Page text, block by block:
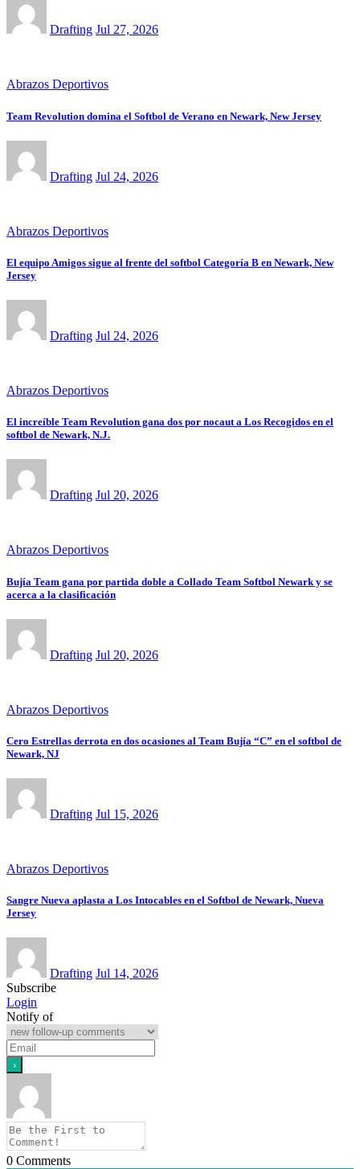
Drafting Jul 27, 2026
Abrazos Deportivos
Team Revolution domina el Softbol de Verano en Newark, New Jersey
Drafting Jul 24, 2026
Abrazos Deportivos
El equipo Amigos sigue al frente del softbol Categoría B en Newark, New
Jersey
Drafting Jul 24, 2026
Abrazos Deportivos
El increíble Team Revolution gana dos por nocaut a Los Recogidos en el
softbol de Newark, N.J.
Drafting Jul 20, 2026
Abrazos Deportivos
Bujía Team gana por partida doble a Collado Team Softbol Newark y se
acerca a la clasificación
Drafting Jul 20, 2026
Abrazos Deportivos
Cero Estrellas derrota en dos ocasiones al Team Bujía “C” en el softbol de
Newark, NJ
Drafting Jul 15, 2026
Abrazos Deportivos
Sangre Nueva aplasta a Los Intocables en el Softbol de Newark, Nueva
Jersey
Drafting Jul 14, 2026
Subscribe
Login
Notify of
0 Comments